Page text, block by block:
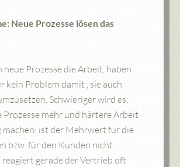
Neue Prozesse lösen das
neue Prozesse die Arbeit, haben
kein Problem damit , sie auch
Schwieriger wird es,
Prozesse mehr und härtere Arbeit
ist der Mehrwert für die
bzw. für den Kunden nicht
reagiert gerade der Vertrieb oft